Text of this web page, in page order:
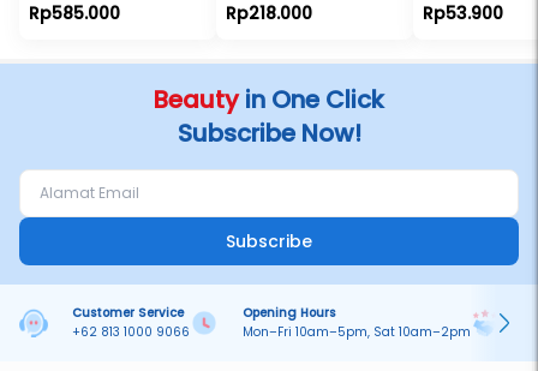
Rp585.000 Rp218.000 Rp53.900
Beautyin One Click
Subscribe Now!
Subscribe
Customer Service
+62 813 1000 9066
Opening Hours
Mon–Fri 10am–5pm, Sat 10am–2pm